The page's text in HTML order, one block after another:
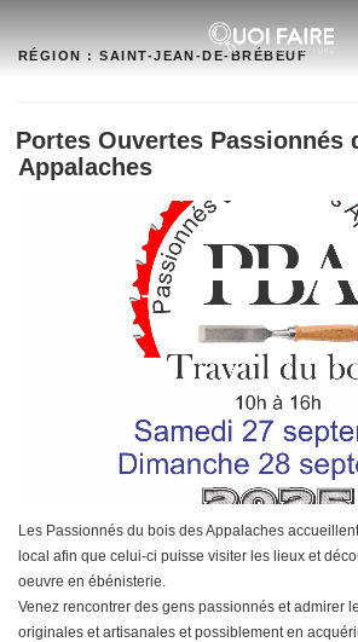
contenu
RÉGION :SAINT-JEAN-DE-BRÉBEUF
Portes Ouvertes Passionnés
Appalaches
Les Passionnés du bois des Appalaches
local afin que celui-ci puisse visiter les lieux et
oeuvre en ébénisterie.
Venez rencontrer des gens passionnés et admirer
originales et artisanales et possiblement en